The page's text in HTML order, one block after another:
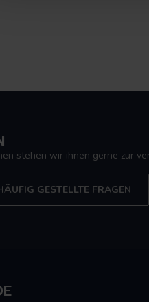
stehen wir ihnen gerne zur
GESTELLTE FRAGEN